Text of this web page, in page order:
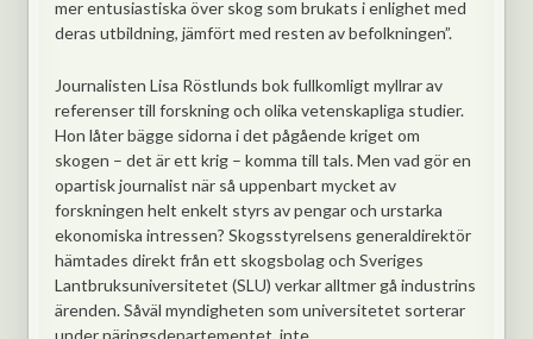
mer entusiastiska över skog som brukats i enlighet med
deras utbildning, jämfört med resten av befolkningen”.
Journalisten Lisa Röstlunds bok fullkomligt myllrar av
referenser till forskning och olika vetenskapliga studier.
Hon låter bägge sidorna i det pågående kriget om
skogen – det är ett krig – komma till tals. Men vad gör en
opartisk journalist när så uppenbart mycket av
forskningen helt enkelt styrs av pengar och urstarka
ekonomiska intressen? Skogsstyrelsens generaldirektör
hämtades direkt från ett skogsbolag och Sveriges
Lantbruksuniversitetet (SLU) verkar alltmer gå industrins
ärenden. Såväl myndigheten som universitetet sorterar
under näringsdepartementet, inte